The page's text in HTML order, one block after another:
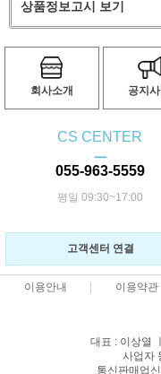
상품정보고시 보기
회사소개 공지
CS CENTER
ㅡ
055-963-5559
평일 09:30~17:00
고객센터 연결
이용안내 이용약관
대표 : 이상열
사업자
통신판매업